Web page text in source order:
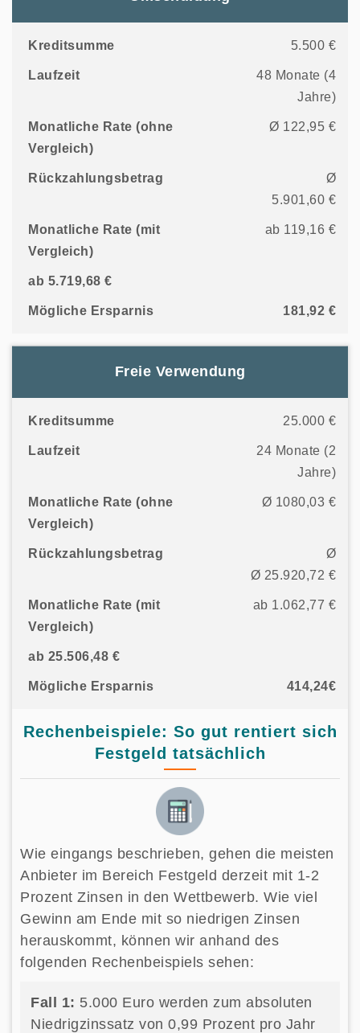
Kreditsumme 5.500 €
Laufzeit
48 Monate (4
Jahre)
Monatliche Rate (ohne
Vergleich)
Ø 122,95 €
Rückzahlungsbetrag
Ø
5.901,60 €
Monatliche Rate (mit
Vergleich)
ab 119,16 €
ab 5.719,68 €
Mögliche Ersparnis 181,92 €
Freie Verwendung
Kreditsumme 25.000 €
Laufzeit
24 Monate (2
Jahre)
Monatliche Rate (ohne
Vergleich)
Ø 1080,03 €
Rückzahlungsbetrag
Ø
Ø 25.920,72 €
Monatliche Rate (mit
Vergleich)
ab 1.062,77 €
ab 25.506,48 €
Mögliche Ersparnis 414,24€
Rechenbeispiele: So gut rentiert sich
Festgeld tatsächlich
Wie eingangs beschrieben, gehen die meisten
Anbieter im Bereich Festgeld derzeit mit 1-2
Prozent Zinsen in den Wettbewerb. Wie viel
Gewinn am Ende mit so niedrigen Zinsen
herauskommt, können wir anhand des
folgenden Rechenbeispiels sehen:
Fall 1: 5.000 Euro werden zum absoluten
Niedrigzinssatz von 0,99 Prozent pro Jahr